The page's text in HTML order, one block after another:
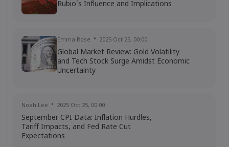
Rubio's Influence and Implications
Emma Rose 2025 Oct 25, 00:00
Global Market Review: Gold Volatility
and Tech Stock Surge Amidst Economic
Uncertainty
Noah Lee 2025 Oct 25, 00:00
September CPI Data: Inflation Hurdles,
Tariff Impacts, and Fed Rate Cut
Expectations